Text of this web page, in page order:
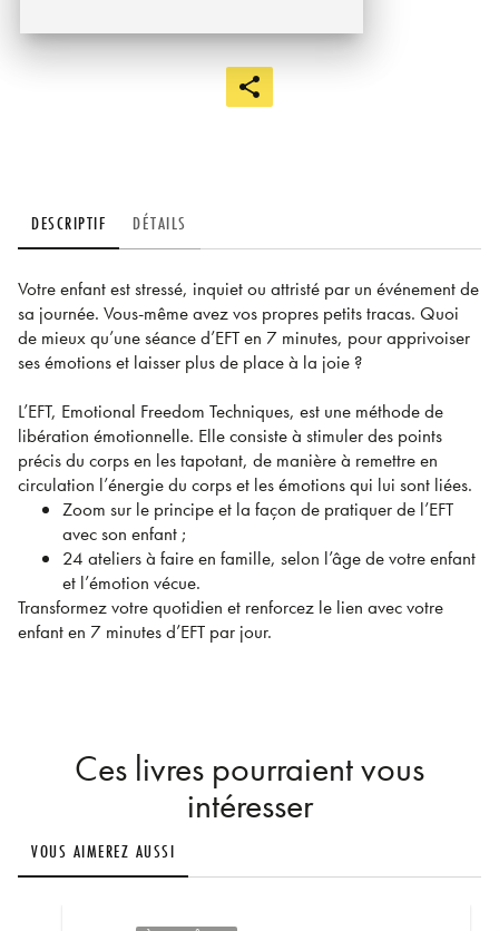
DESCRIPTIF DÉTAILS
Votre enfant est stressé, inquiet ou attristé par un événement de
sa journée. Vous-même avez vos propres petits tracas. Quoi
de mieux qu’une séance d’EFT en 7 minutes, pour apprivoiser
ses émotions et laisser plus de place à la joie ?
L’EFT, Emotional Freedom Techniques, est une méthode de
libération émotionnelle. Elle consiste à stimuler des points
précis du corps en les tapotant, de manière à remettre en
circulation l’énergie du corps et les émotions qui lui sont liées.
Zoom sur le principe et la façon de pratiquer de l’EFT
avec son enfant ;
24 ateliers à faire en famille, selon l’âge de votre enfant
et l’émotion vécue.
Transformez votre quotidien et renforcez le lien avec votre
enfant en 7 minutes d’EFT par jour.
Ces livres pourraient vous
intéresser
VOUS AIMEREZ AUSSI